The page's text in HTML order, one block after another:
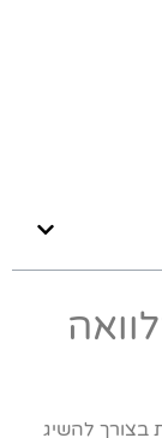
בצורך להשיג